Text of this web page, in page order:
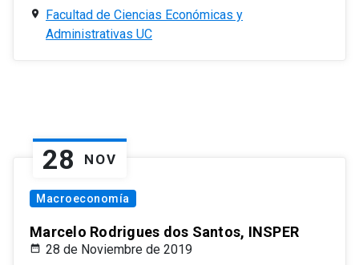
Facultad de Ciencias Económicas y
Administrativas UC
28 NOV
Macroeconomía
Marcelo Rodrigues dos Santos, INSPER
28 de Noviembre de 2019